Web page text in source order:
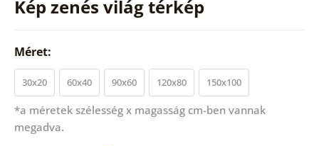
Kép zenés világ térkép
Méret:
30x20 60x40 90x60 120x80 150x100
*a méretek szélesség x magasság cm-ben vannak
megadva.